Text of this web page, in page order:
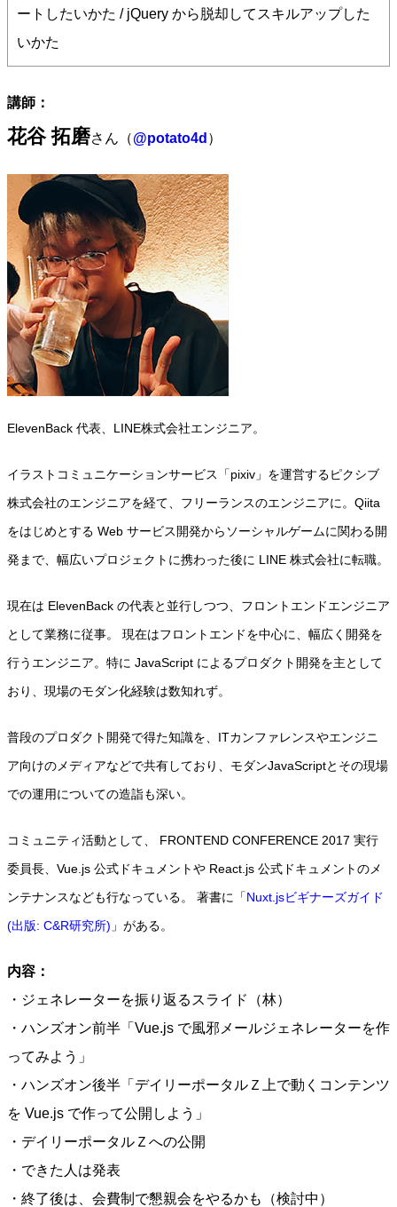
ートしたいかた / jQuery から脱却してスキルアップした
いかた
講師：
花谷 拓磨さん（@potato4d ）
ElevenBack 代表、LINE株式会社エンジニア。
イラストコミュニケーションサービス「pixiv」を運営するピクシブ
株式会社のエンジニアを経て、フリーランスのエンジニアに。Qiita
をはじめとする Web サービス開発からソーシャルゲームに関わる開
発まで、幅広いプロジェクトに携わった後に LINE 株式会社に転職。
現在は ElevenBack の代表と並行しつつ、フロントエンドエンジニア
として業務に従事。 現在はフロントエンドを中心に、幅広く開発を
行うエンジニア。特に JavaScript によるプロダクト開発を主として
おり、現場のモダン化経験は数知れず。
普段のプロダクト開発で得た知識を、ITカンファレンスやエンジニ
ア向けのメディアなどで共有しており、モダンJavaScriptとその現場
での運用についての造詣も深い。
コミュニティ活動として、 FRONTEND CONFERENCE 2017 実行
委員長、Vue.js 公式ドキュメントや React.js 公式ドキュメントのメ
ンテナンスなども行なっている。 著書に「Nuxt.jsビギナーズガイド
(出版: C&R研究所) 」がある。
内容：
・ジェネレーターを振り返るスライド（林）
・ハンズオン前半「Vue.js で風邪メールジェネレーターを作
ってみよう」
・ハンズオン後半「デイリーポータルＺ上で動くコンテンツ
を Vue.js で作って公開しよう」
・デイリーポータルＺへの公開
・できた人は発表
・終了後は、会費制で懇親会をやるかも（検討中）